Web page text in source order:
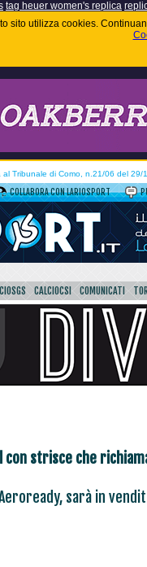
tag heuer women's replica
sito utilizza cookies.
Tribunale di Como, n.21/06 del 29/
COLLABORA CON LARIOSPORT
CALCIOCSI COMUNICATI
con strisce che
sarà in